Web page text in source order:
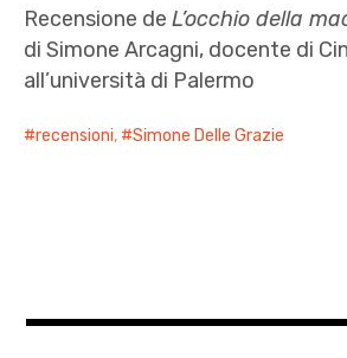
Recensione deL’occhio della
di Simone Arcagni, docente di
all’università di Palermo
recensioni, Simone Delle Grazie